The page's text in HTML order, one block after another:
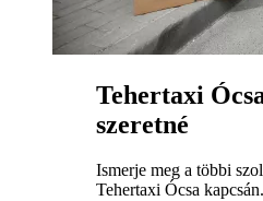
Tehertaxi
szeretné
Ismerje meg a többi
Tehertaxi Ócsa kapcsán.